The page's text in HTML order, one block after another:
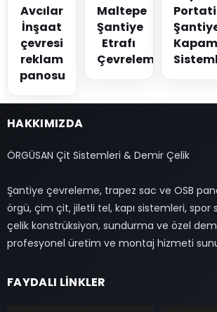
Avcılar
İnşaat
çevresi
reklam
panosu
Maltepe
Şantiye
Etrafı
Çevreleme
HAKKIMIZDA
ÖRGÜSAN Çit Sistemleri & Demir Çelik
Şantiye çevreleme, trapez sac ve OSB
örgü, çim çit, jiletli tel, kapı sistemleri, spor
çelik konstrüksiyon, sundurma ve özel
profesyonel üretim ve montaj hizmeti
FAYDALI LİNKLER